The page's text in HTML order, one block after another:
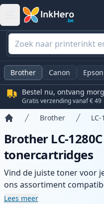
Brother Canon Epson
Bestel nu, ontvang
Gratis verzending vanaf € 49
Brother LC-
Brother LC-
tonercartridges
Vind de juiste toner voor
ons assortiment
Geniet van consistente
Lees meer